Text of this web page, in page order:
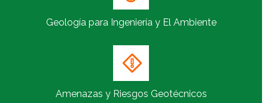
Geología para Ingeniería y El Ambiente
Amenazas y Riesgos Geotécnicos